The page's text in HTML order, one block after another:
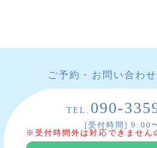
ご予約・お問い合わ
TEL. 090-
[受付時間] 9:00
※受付時間外は対応できません